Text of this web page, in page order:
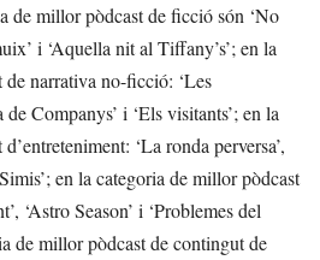
de millor pòdcast de ficció són ‘No
i ‘Aquella nit al Tiffany’s’; en la
narrativa no-ficció: ‘Les
de Companys’ i ‘Els visitants’; en la
‘La ronda perversa’,
en la categoria de millor pòdcast
‘Astro Season’ i ‘Problemes del
de millor pòdcast de contingut de